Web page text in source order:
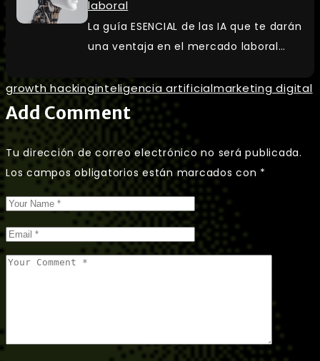
laboral
La guía ESENCIAL de las IA que te darán
una ventaja en el mercado laboral…
growth hackinginteligencia artificialmarketing digital
Add Comment
Tu dirección de correo electrónico no será publicada.
Los campos obligatorios están marcados con *